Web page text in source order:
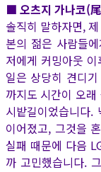
■ 오츠지 가나코(
솔직히 말하자면,
본의 젊은 사람들
저에게 커밍아웃
일은 상당히 견디
까지도 시간이 오
시밭길이었습니다
이어졌고, 그것을
실패 때문에 다음
까 고민했습니다.